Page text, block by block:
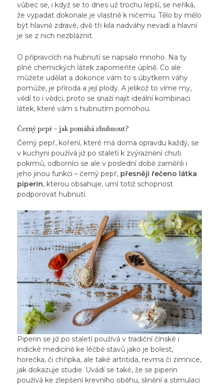
vůbec se, i když se to dnes už trochu lepší, se neříká,
že vypadat dokonale je vlastně k ničemu. Tělo by mělo
být hlavně zdravé, dvě tři kila nadváhy nevadí a hlavní
je se z nich nezbláznit.
O přípravcích na hubnutí se napsalo mnoho. Na ty
plné chemických látek zapomeňte úplně. Co ale
můžete udělat a dokonce vám to s úbytkem váhy
pomůže, je příroda a její plody. A jelikož to víme my,
vědí to i vědci, proto se snaží najít ideální kombinaci
látek, které vám s hubnutím pomohou.
Černý pepř – jak pomáhá zhubnout?
Černý pepř, koření, které má doma opravdu každý, se
v kuchyni používá již po staletí k zvýraznění chuti
pokrmů, odborníci se ale v poslední době zaměřili i
jeho jinou funkci – černý pepř, přesněji řečeno látka
piperin, kterou obsahuje, umí totiž schopnost
podporovat hubnutí.
Piperin se již po staletí používá v tradiční čínské i
indické medicíně ke léčbě stavů jako je bolest,
horečka, či chřipka, ale také artritida, revma či zimnice,
jak dokazuje studie. Uvádí se také, že se piperin
používá ke zlepšení krevního oběhu, slinění a stimulaci